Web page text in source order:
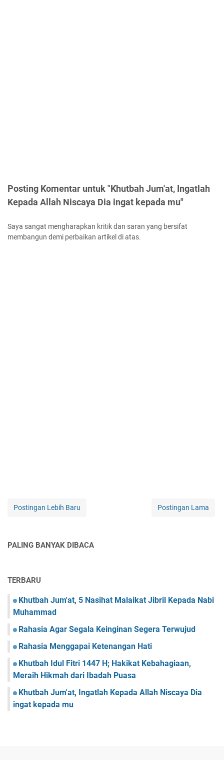
Posting Komentar untuk "Khutbah Jum'at, Ingatlah
Kepada Allah Niscaya Dia ingat kepada mu"
Saya sangat mengharapkan kritik dan saran yang bersifat
membangun demi perbaikan artikel di atas.
Postingan Lebih Baru Postingan Lama
PALING BANYAK DIBACA
TERBARU
Khutbah Jum'at, 5 Nasihat Malaikat Jibril Kepada Nabi
Muhammad
Rahasia Agar Segala Keinginan Segera Terwujud
Rahasia Menggapai Ketenangan Hati
Khutbah Idul Fitri 1447 H; Hakikat Kebahagiaan,
Meraih Hikmah dari Ibadah Puasa
Khutbah Jum'at, Ingatlah Kepada Allah Niscaya Dia
ingat kepada mu